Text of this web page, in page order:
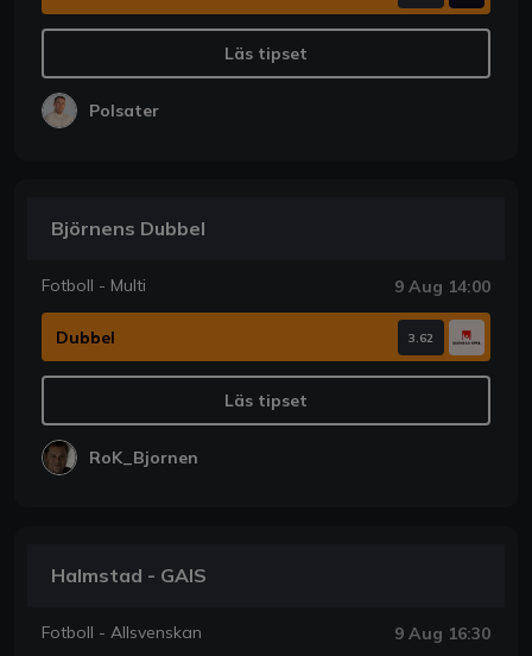
Läs tipset
Polsater
Björnens Dubbel
Fotboll - Multi 9 Aug 14:00
Dubbel 3.62
Läs tipset
RoK_Bjornen
Halmstad - GAIS
Fotboll - Allsvenskan 9 Aug 16:30